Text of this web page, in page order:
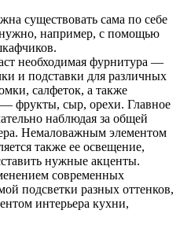
существовать сама по себе
например, с помощью
необходимая фурнитура —
и подставки для различных
салфеток, а также
— фрукты, сыр, орехи. Главное
наблюдая за общей
Немаловажным элементом
также ее освещение,
нужные акценты.
современных
подсветки разных оттенков,
интерьера кухни,